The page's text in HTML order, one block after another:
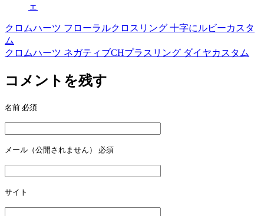
ェ
投
稿
ビ
ゲ
ー
シ
ョ
ン
クロムハーツ フローラルクロスリング 十字にルビーカスタ
ム
クロムハーツ ネガティブCHプラスリング ダイヤカスタム
コメントを残す
名前 必須
メール（公開されません） 必須
サイト